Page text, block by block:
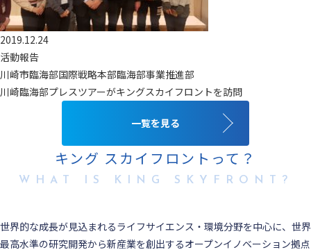
2019.12.24
活動報告
川崎市臨海部国際戦略本部臨海部事業推進部
川崎臨海部プレスツアーがキングスカイフロントを訪問
一覧を見る
キング スカイフロントって？
WHAT IS KING SKYFRONT?
世界的な成長が見込まれるライフサイエンス・環境分野を中心に、世界
最高水準の研究開発から新産業を創出するオープンイノベーション拠点